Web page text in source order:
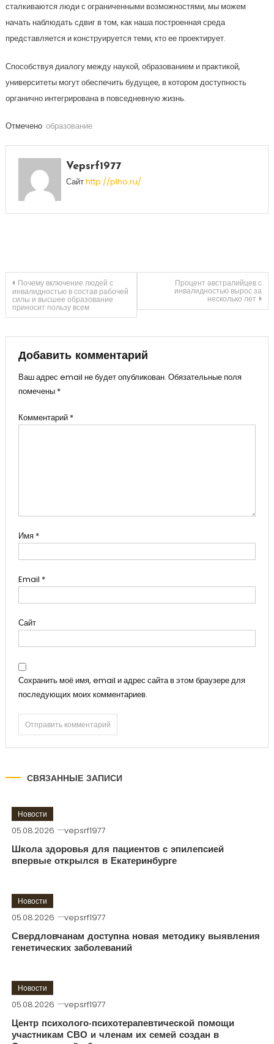
сталкиваются люди с ограниченными возможностями, мы можем
начать наблюдать сдвиг в том, как наша построенная среда
представляется и конструируется теми, кто ее проектирует.
Способствуя диалогу между наукой, образованием и практикой,
университеты могут обеспечить будущее, в котором доступность
органично интегрирована в повседневную жизнь.
Отмечено образование
Vepsrf1977
Сайтhttp://plho.ru/
Навигация
по
записям
Почему включение людей с
инвалидностью в состав рабочей
силы и высшее образование
приносит пользу всем
Процент австралийцев с
инвалидностью вырос за
несколько лет
Добавить комментарий
Ваш адрес email не будет опубликован. Обязательные поля
помечены *
Комментарий *
Имя *
Email *
Сайт
Сохранить моё имя, email и адрес сайта в этом браузере для
последующих моих комментариев.
СВЯЗАННЫЕ ЗАПИСИ
Новости
05.08.2026 vepsrf1977
Школа здоровья для пациентов с эпилепсией
впервые открылся в Екатеринбурге
Новости
05.08.2026 vepsrf1977
Свердловчанам доступна новая методику выявления
генетических заболеваний
Новости
05.08.2026 vepsrf1977
Центр психолого-психотерапевтической помощи
участникам СВО и членам их семей создан в